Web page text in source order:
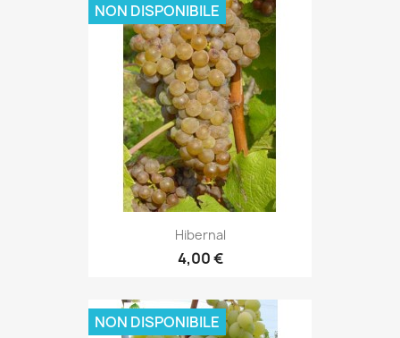
Hibernal
4,00 €
NON DISPONIBILE
NON DISPONIBILE